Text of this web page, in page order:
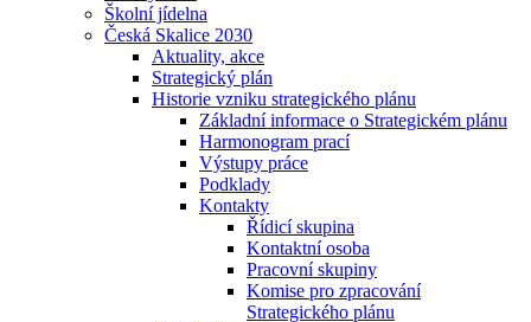
Školní jídelna
Česká Skalice 2030
Aktuality, akce
Strategický plán
Historie vzniku strategického plánu
Základní informace o Strategickém plánu
Harmonogram prací
Výstupy práce
Podklady
Kontakty
Řídicí skupina
Kontaktní osoba
Pracovní skupiny
Komise pro zpracování
Strategického plánu